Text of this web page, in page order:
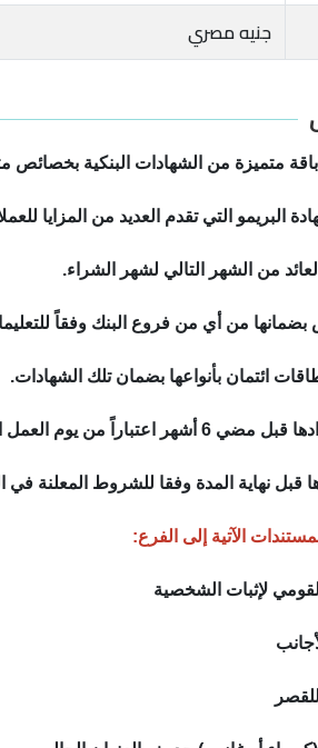
جنيه مصري
متميزة من الشهادات البنكية بخصائص
البريمو التي تقدم العديد من المزايا
من الشهر التالي لشهر الشراء.
من أي من فروع البنك وفقاً
ائتمان بأنواعها بضمان تلك الشهادات.
يوم العمل التالي ليوم الشراء.
نهاية المدة وفقا للشروط المعلنة في
الآتية إلى الفرع:
لإثبات الشخصية